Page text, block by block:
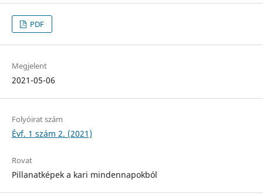
PDF
Megjelent
2021-05-06
Folyóirat szám
Évf. 1 szám 2. (2021)
Rovat
Pillanatképek a kari mindennapokból